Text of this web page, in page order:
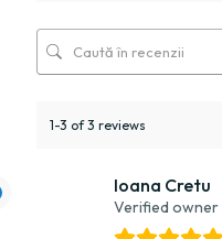
1-3 of 3 reviews
Ioana Cretu
Verified owner